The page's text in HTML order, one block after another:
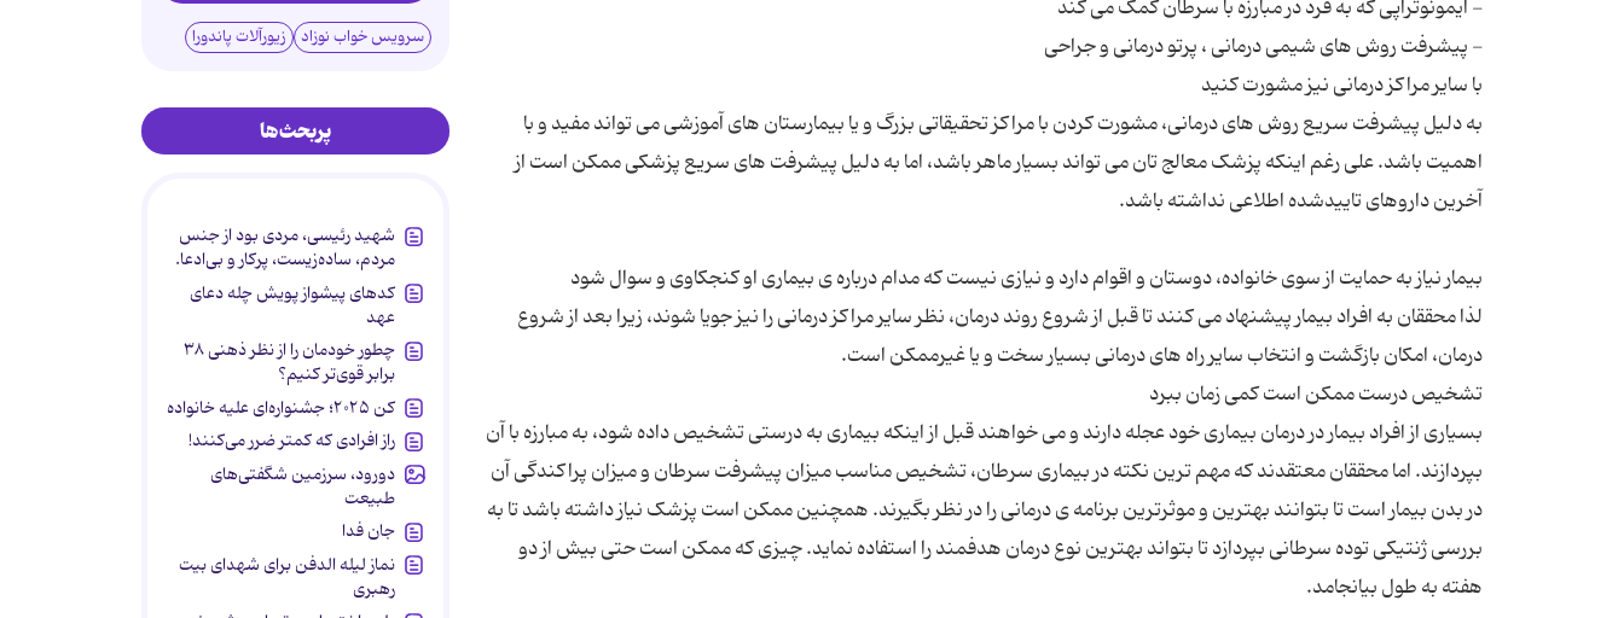
به دلیل پیشرفت سریع روش های درمانی، مشورت کردن با مراکز تحقیقاتی بزرگ و یا بیمارستان های آموزشی می تواند مفید و با
اهمیت باشد. علی رغم اینکه پزشک معالج تان می تواند بسیار ماهر باشد، اما به دلیل پیشرفت های سریع پزشکی ممکن است از
لذا محققان به افراد بیمار پیشنهاد می کنند تا قبل از شروع روند درمان، نظر سایر مراکز درمانی را نیز جویا شوند، زیرا بعد از شروع
بسیاری از افراد بیمار در درمان بیماری خود عجله دارند و می خواهند قبل از اینکه بیماری به درستی تشخیص داده شود، به مبارزه با آن
بپردازند. اما محققان معتقدند که مهم ترین نکته در بیماری سرطان، تشخیص مناسب میزان پیشرفت سرطان و میزان پراکندگی آن
در بدن بیمار است تا بتوانند بهترین و موثرترین برنامه ی درمانی را در نظر بگیرند. همچنین ممکن است پزشک نیاز داشته باشد تا به
بررسی ژنتیکی توده سرطانی بپردازد تا بتواند بهترین نوع درمان هدفمند را استفاده نماید. چیزی که ممکن است حتی بیش از دو
سرویس خواب نوزاد زیورآلات پاندورا
پربحث‌ها
شهید رئیسی، مردی بود از جنس
مردم، ساده‌زیست، پرکار و بی‌ادعا.
کدهای پیشواز پویش چله دعای
عهد
چطور خودمان را از نظر ذهنی ۳۸
برابر قوی‌تر کنیم؟
کن ۲۰۲۵؛ جشنواره‌ای علیه خانواده
راز افرادی که کمتر ضرر می‌کنند!
دورود، سرزمین شگفتی‌های
طبیعت
جان فدا
نماز لیله الدفن برای شهدای بیت
رهبری